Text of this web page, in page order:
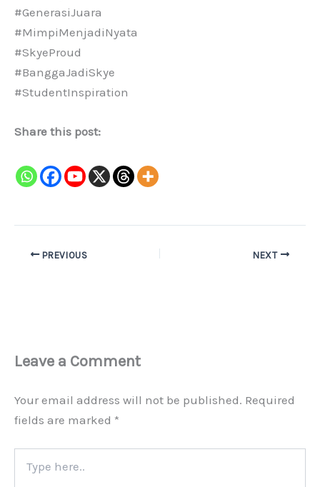
#GenerasiJuara
#MimpiMenjadiNyata
#SkyeProud
#BanggaJadiSkye
#StudentInspiration
Share this post:
PREVIOUS NEXT
Leave a Comment
Your email address will not be published. Required
fields are marked *
here..